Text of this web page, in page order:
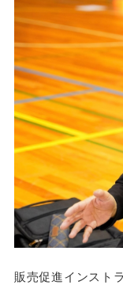
販売促進インスト